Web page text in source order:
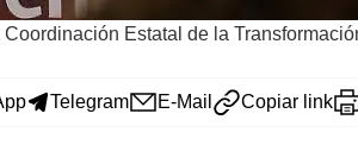
Estatal de la
Telegram E-Mail Copiar link